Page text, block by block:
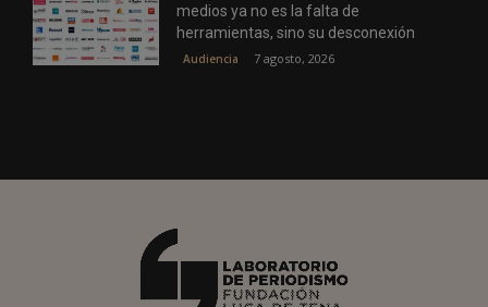
medios ya no es la falta de
herramientas, sino su desconexión
Audiencia 7 agosto, 2026